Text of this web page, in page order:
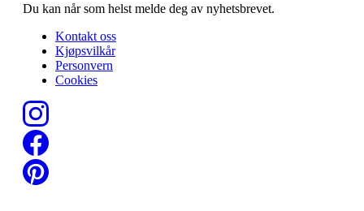
Du kan når som helst melde deg av nyhetsbrevet.
Kontakt oss
Kjøpsvilkår
Personvern
Cookies